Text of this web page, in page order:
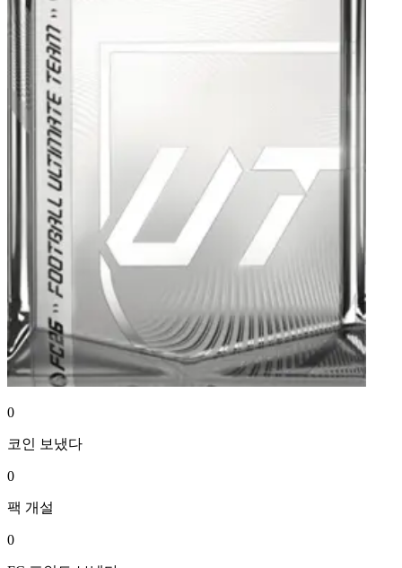
0
코인 보냈다
0
팩 개설
0